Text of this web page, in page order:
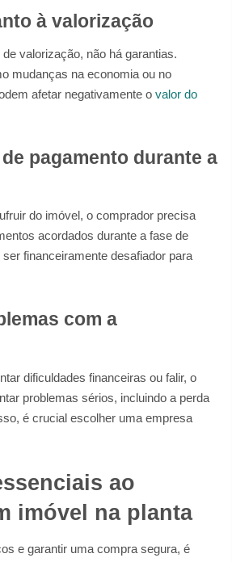
à valorização
valorização, não há garantias.
mudanças na economia ou no
afetar negativamente o valor do
pagamento durante a
do imóvel, o comprador precisa
acordados durante a fase de
financeiramente desafiador para
com a
dificuldades financeiras ou falir, o
problemas sérios, incluindo a perda
é crucial escolher uma empresa
ao
imóvel na planta
e garantir uma compra segura, é